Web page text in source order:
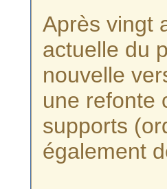
Après vingt
actuelle du
nouvelle
une refonte
supports
également